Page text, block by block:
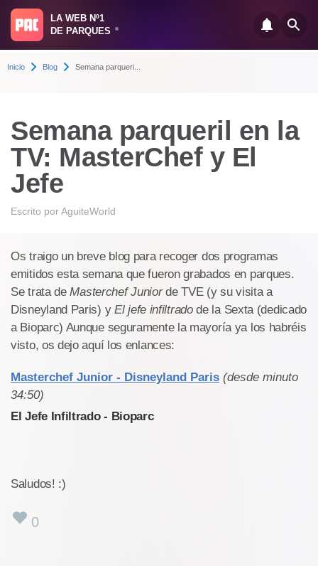
LA WEB Nº1
DE PARQUES
®
Inicio Blog Semana parqueri...
Semana parqueril en la
TV: MasterChef y El
Jefe
Escrito porAguiteWorld
Os traigo un breve blog para recoger dos programas
emitidos esta semana que fueron grabados en parques.
Se trata deMasterchef Juniorde TVE (y su visita a
Disneyland Paris) y El jefe infiltradode la Sexta (dedicado
a Bioparc) Aunque seguramente la mayoría ya los habréis
visto, os dejo aquí los enlances:
Masterchef Junior - Disneyland Paris (desde minuto
34:50)
El Jefe Infiltrado - Bioparc
Saludos! :)
0